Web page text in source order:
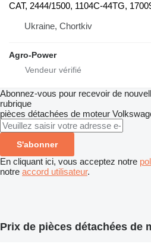
CAT, 2444/1500, 1104C-44TG,
Ukraine, Chortkiv
Agro-Power
Abonnez-vous pour recevoir de
rubrique
pièces détachées de moteur
S'abonner
En cliquant ici, vous acceptez notre
notre accord utilisateur.
Prix de pièces détachées de